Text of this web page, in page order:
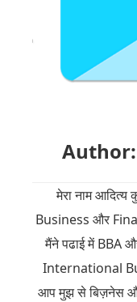
Author:
मेरा नाम
Business और
मैंने पढाई में
International
आप मुझ से बिज़नेस